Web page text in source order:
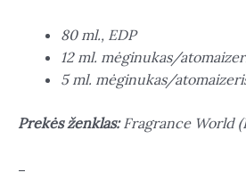
80 ml., EDP
12 ml. mėginukas/
5 ml. mėginukas/
Prekės ženklas:Fragrance World
–